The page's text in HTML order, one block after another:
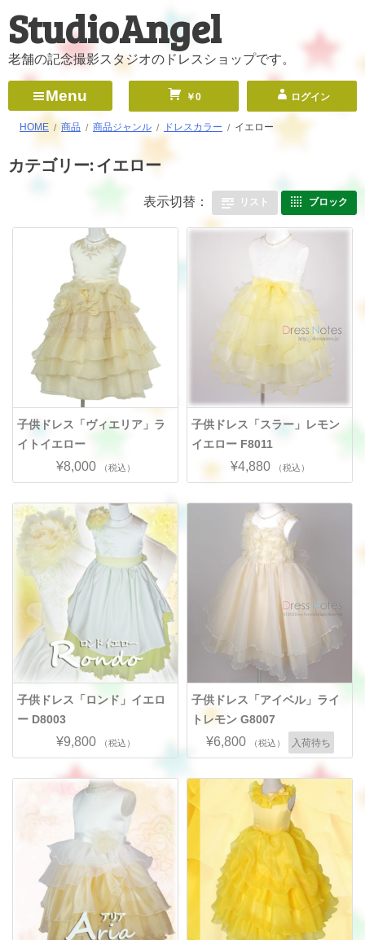
ン
テ
ン
キ
StudioAngel
老舗の記念撮影スタジオのドレスショップです。
Menu ￥0 ログイン
HOME 商品 商品ジャンル ドレスカラー イエロー
カテゴリー:イエロー
表示切替： リスト ブロック
子供ドレス「ヴィエリア」ラ
イトイエロー
¥8,000 （税込）
子供ドレス「スラー」レモン
イエロー F8011
¥4,880 （税込）
子供ドレス「ロンド」イエロ
ー D8003
¥9,800 （税込）
子供ドレス「アイベル」ライ
トレモン G8007
¥6,800 （税込） 入荷待ち